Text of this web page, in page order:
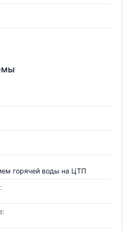
горячей воды на ЦТП